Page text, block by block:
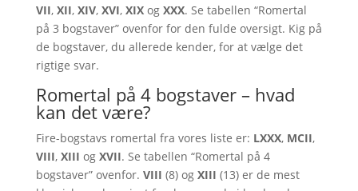
VII, XII, XIV, XVI, XIXog XXX. Se tabellen “Romertal
på 3 bogstaver” ovenfor for den fulde oversigt. Kig på
de bogstaver, du allerede kender, for at vælge det
rigtige svar.
Romertal på 4 bogstaver – hvad
kan det være?
Fire-bogstavs romertal fra vores liste er: LXXX, MCII,
VIII, XIII og XVII. Se tabellen “Romertal på 4
bogstaver” ovenfor. VIII (8) og XIII (13) er de mest